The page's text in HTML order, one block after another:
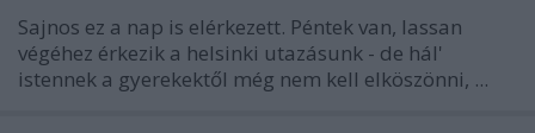
Sajnos ez a nap is elérkezett. Péntek van, lassan
végéhez érkezik a helsinki utazásunk - de hál'
istennek a gyerekektől még nem kell elköszönni, ...